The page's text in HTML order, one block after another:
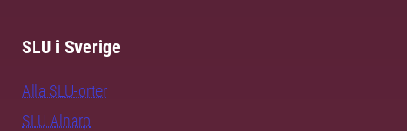
SLU i Sverige
Alla SLU-orter
SLU Alnarp